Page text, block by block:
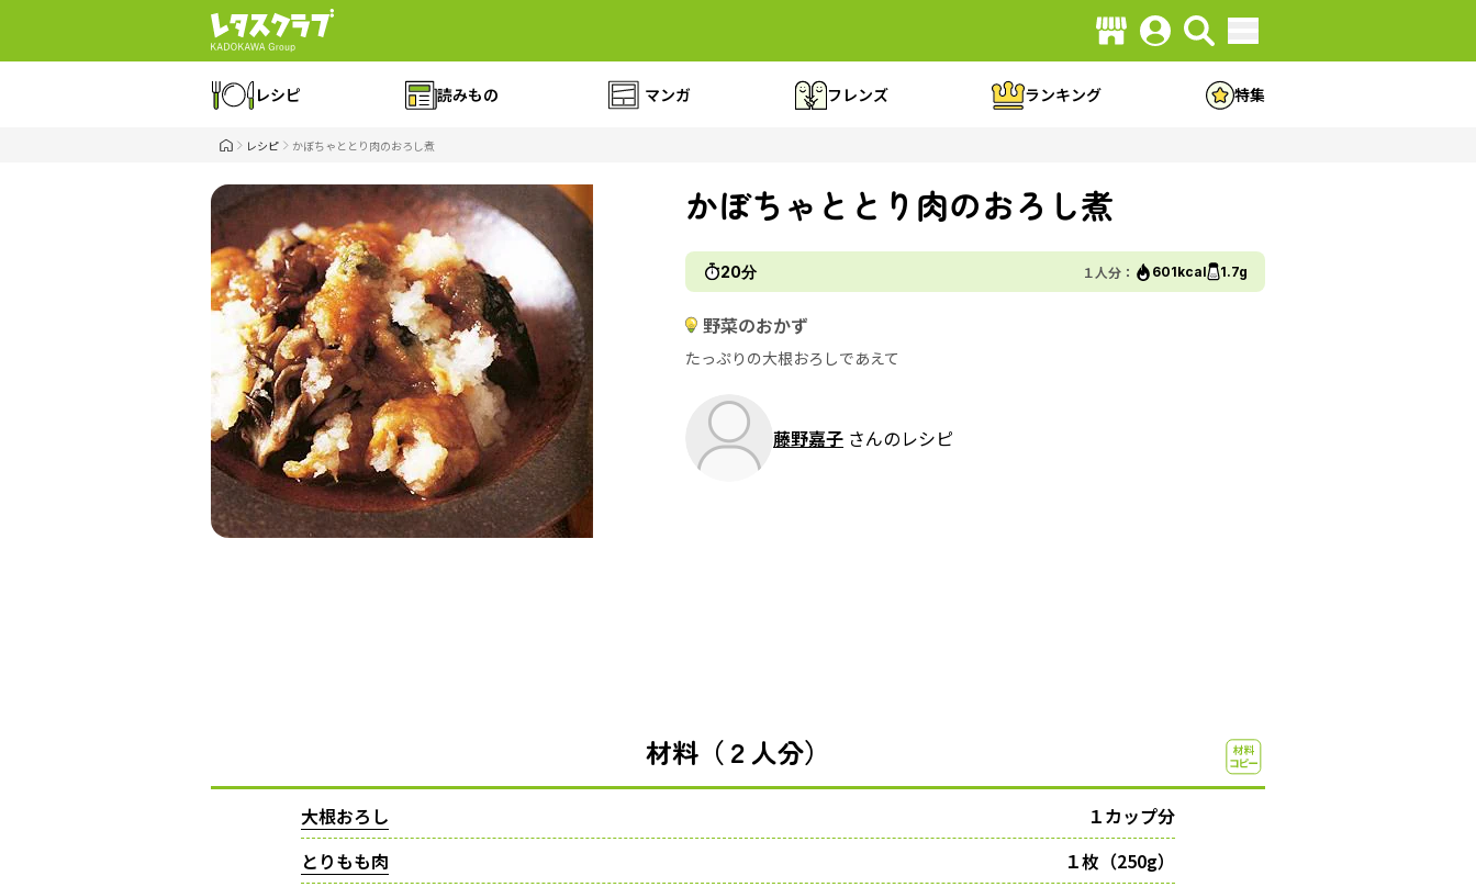
レシピ 読みもの マンガ フレンズ ランキング 特集
レシピ かぼちゃととり肉のおろし煮
かぼちゃととり肉のおろし煮
20分 １人分： 601kcal 1.7g
野菜のおかず
たっぷりの大根おろしであえて
藤野嘉子 さんのレシピ
材料（２人分）
大根おろし
１カップ分
とりもも肉
１枚（250g）